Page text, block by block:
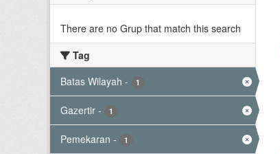
There are no Grup that match this search
Tag
Batas Wilayah - 1
Gazertir - 1
Pemekaran - 1